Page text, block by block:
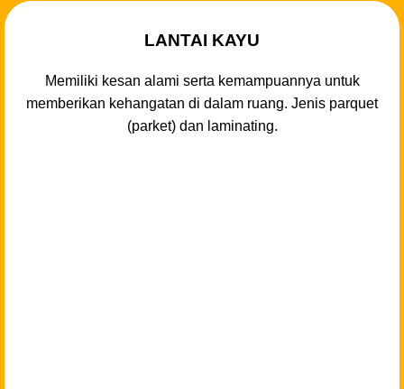
LANTAI KAYU
Memiliki kesan alami serta kemampuannya untuk
memberikan kehangatan di dalam ruang. Jenis parquet
(parket) dan laminating.